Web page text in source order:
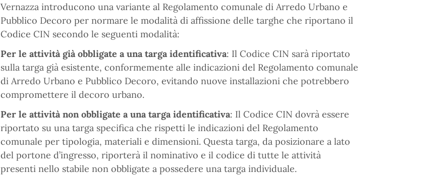
Vernazza introducono una variante al Regolamento comunale di Arredo Urbano e
Pubblico Decoro per normare le modalità di affissione delle targhe che riportano il
Codice CIN secondo le seguenti modalità:
Per le attività già obbligate a una targa identificativa: Il Codice CIN sarà riportato
sulla targa già esistente, conformemente alle indicazioni del Regolamento comunale
di Arredo Urbano e Pubblico Decoro, evitando nuove installazioni che potrebbero
compromettere il decoro urbano.
Per le attività non obbligate a una targa identificativa: Il Codice CIN dovrà essere
riportato su una targa specifica che rispetti le indicazioni del Regolamento
comunale per tipologia, materiali e dimensioni. Questa targa, da posizionare a lato
del portone d’ingresso, riporterà il nominativo e il codice di tutte le attività
presenti nello stabile non obbligate a possedere una targa individuale.